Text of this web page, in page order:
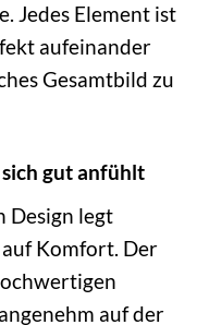
Jedes Element ist
aufeinander
Gesamtbild zu
gut anfühlt
Design legt
Komfort. Der
auf der